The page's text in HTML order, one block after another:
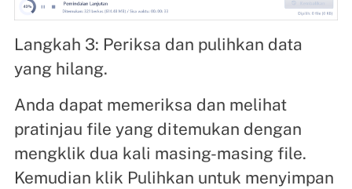
Langkah 3: Periksa dan pulihkan data
yang hilang.
Anda dapat memeriksa dan melihat
pratinjau file yang ditemukan dengan
mengklik dua kali masing-masing file.
Kemudian klik Pulihkan untuk menyimpan